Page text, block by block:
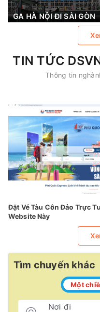
GA HÀ NỘI ĐI SÀI GÒN
TIN TỨC
Thông tin
Đặt Vé Tàu Côn Đảo Trực
Website Này
Tìm chuyến khác
Một
Nơi đi